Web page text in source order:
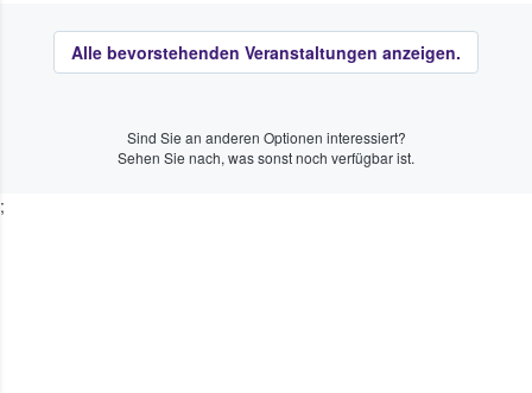
Alle bevorstehenden Veranstaltungen anzeigen.
Sind Sie an anderen Optionen interessiert?
Sehen Sie nach, was sonst noch verfügbar ist.
;